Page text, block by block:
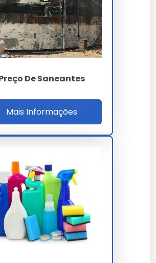
e desvantagens.
Considerar na Escolha
e custo ao selecionar a embalagem
Frequentes sobre
Saneantes
os principais desafios
De Saneantes
Mais Informações